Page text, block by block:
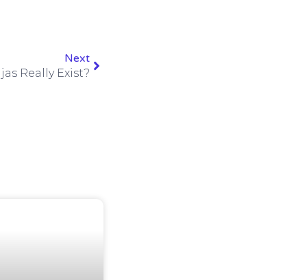
Next
Really Exist?